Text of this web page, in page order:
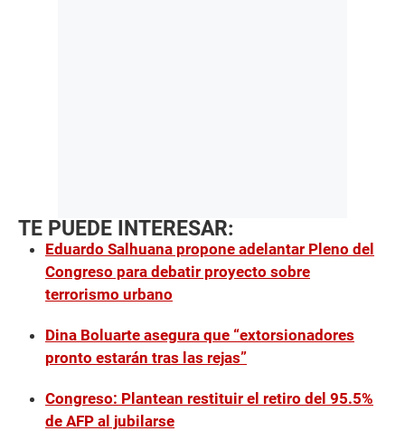
TE PUEDE INTERESAR:
Eduardo Salhuana propone adelantar Pleno del
Congreso para debatir proyecto sobre
terrorismo urbano
Dina Boluarte asegura que “extorsionadores
pronto estarán tras las rejas”
Congreso: Plantean restituir el retiro del 95.5%
de AFP al jubilarse